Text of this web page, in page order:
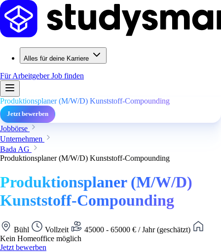
Alles für deine Karriere
Für ArbeitgeberJob finden
Produktionsplaner (M/W/D) Kunststoff-Compounding
Jetzt bewerben
Jobbörse
Unternehmen
Bada AG
Produktionsplaner (M/W/D) Kunststoff-Compounding
Produktionsplaner (M/W/D)
Kunststoff-Compounding
Bühl Vollzeit
45000 - 65000 € / Jahr (geschätzt)
Kein Homeoffice möglich
Jetzt bewerben